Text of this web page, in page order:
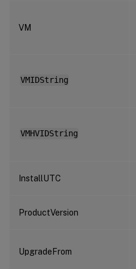
VM
VMIDString
VMHVIDString
InstallUTC
ProductVersion
UpgradeFrom